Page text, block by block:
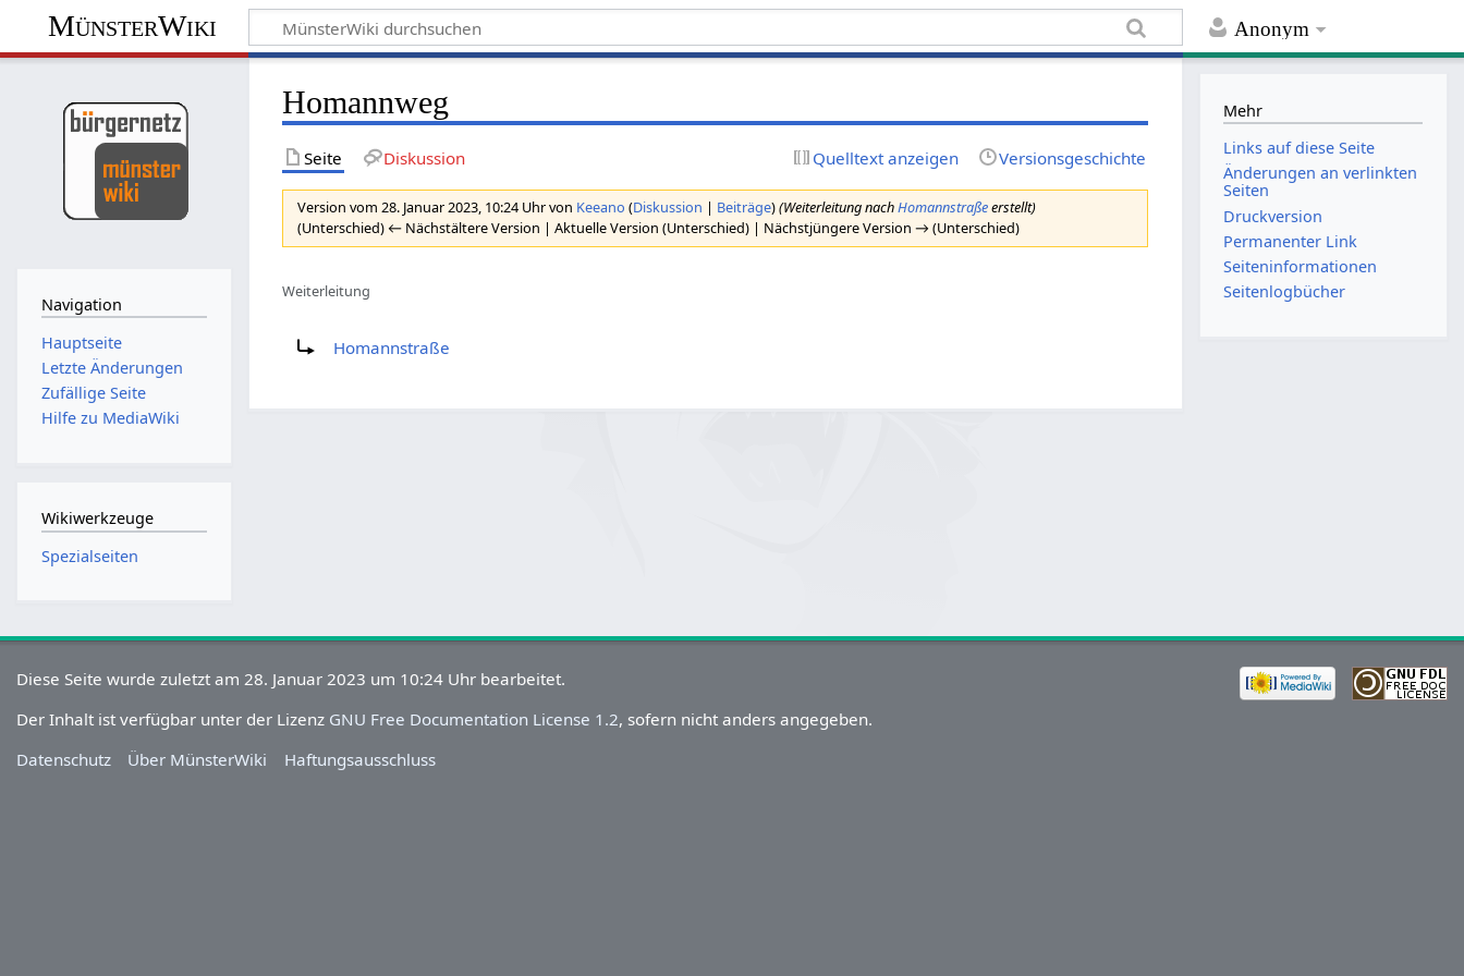
Anonym
MünsterWiki
Homannweg
Seite Diskussion Quelltext anzeigen Versionsgeschichte
Version vom 28. Januar 2023, 10:24 Uhr von Keeano (Diskussion | Beiträge)(Weiterleitung nachHomannstraßeerstellt)
(Unterschied) ← Nächstältere Version | Aktuelle Version (Unterschied) | Nächstjüngere Version → (Unterschied)
Weiterleitung
Homannstraße
Navigation
Hauptseite
Letzte Änderungen
Zufällige Seite
Hilfe zu MediaWiki
Wikiwerkzeuge
Spezialseiten
Mehr
Links auf diese Seite
Änderungen an verlinkten
Seiten
Druckversion
Permanenter Link
Seiten­informationen
Seitenlogbücher
Diese Seite wurde zuletzt am 28. Januar 2023 um 10:24 Uhr bearbeitet.
Der Inhalt ist verfügbar unter der Lizenz GNU Free Documentation License 1.2, sofern nicht anders angegeben.
Datenschutz
Über MünsterWiki Haftungsausschluss